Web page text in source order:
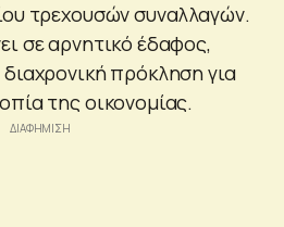
τρεχουσών συναλλαγών.
σε αρνητικό έδαφος,
πρόκληση για
της οικονομίας.